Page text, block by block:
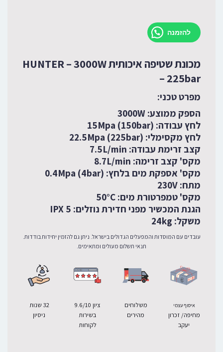
להזמנה
מכונת שטיפה איכותית HUNTER – 3000W
– 225bar
מפרט טכני:
הספק ממוצע: 3000W
לחץ עבודה: (15Mpa (150bar
לחץ מקסימלי: (22.5Mpa (225bar
קצב זרימת עבודה: 7.5L/min
מקס' קצב זרימה: 8.7L/min
מקס' אספקת מים בלחץ: (0.4Mpa (4bar
מתח: 230V
מקס' טמפרטורת מים: 50°C
הגנת המכשיר מפני חדירת נוזלים: IPX 5
משקל: 24kg
עובדים עם המוסדות והמפעלים הגדולים בישראל. ניתן גם להזמין יחידות בודדות.
תנאי תשלום מעולים ומתאימים.
איסוף עצמי
מחיפה/ זכרון
יעקב
משלוחים
מהירים
ציון 9.6/10
בשירות
לקוחות
32 שנות
ניסיון